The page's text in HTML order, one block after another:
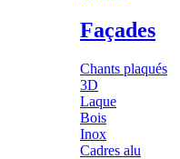
Façades
Chants plaqués
3D
Laque
Bois
Inox
Cadres alu